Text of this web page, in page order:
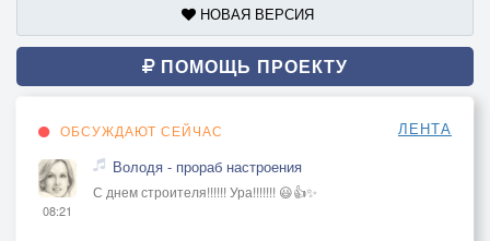
НОВАЯ ВЕРСИЯ
ПОМОЩЬ ПРОЕКТУ
ОБСУЖДАЮТ СЕЙЧАС ЛЕНТА
08:21
Володя - прораб настроения
С днем строителя!!!!!! Ура!!!!!!! 😃👍✨